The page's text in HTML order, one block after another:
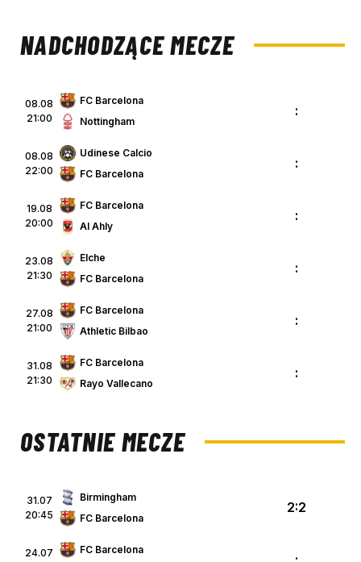
NADCHODZĄCE MECZE
08.08
21:00
FC Barcelona
Nottingham
:
08.08
22:00
Udinese Calcio
FC Barcelona
:
19.08
20:00
FC Barcelona
Al Ahly
:
23.08
21:30
Elche
FC Barcelona
:
27.08
21:00
FC Barcelona
Athletic Bilbao
:
31.08
21:30
FC Barcelona
Rayo Vallecano
:
OSTATNIE MECZE
31.07
20:45
Birmingham
FC Barcelona
2:2
24.07
FC Barcelona